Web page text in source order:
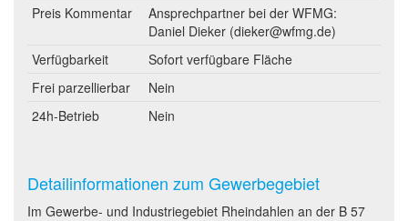
Preis Kommentar
Ansprechpartner bei der WFMG:
Daniel Dieker (dieker@wfmg.de)
Verfügbarkeit
Sofort verfügbare Fläche
Frei parzellierbar
Nein
24h-Betrieb
Nein
Detailinformationen zum Gewerbegebiet
Im Gewerbe- und Industriegebiet Rheindahlen an der B 57